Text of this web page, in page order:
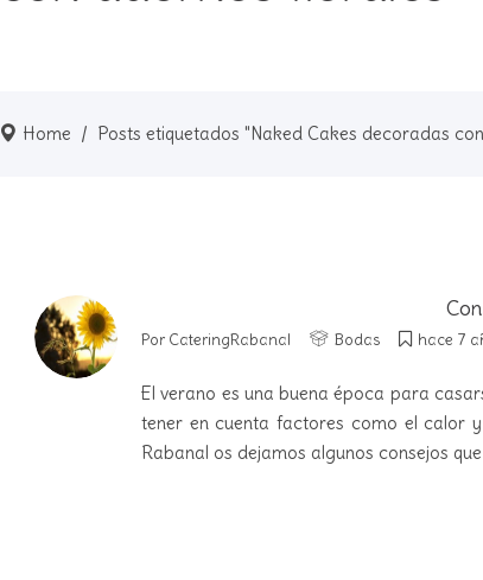
Home / Posts etiquetados "Naked Cakes decoradas
Por CateringRabanal Bodas hace 7
El verano es una buena época para
tener en cuenta factores como el calor
Rabanal os dejamos algunos consejos